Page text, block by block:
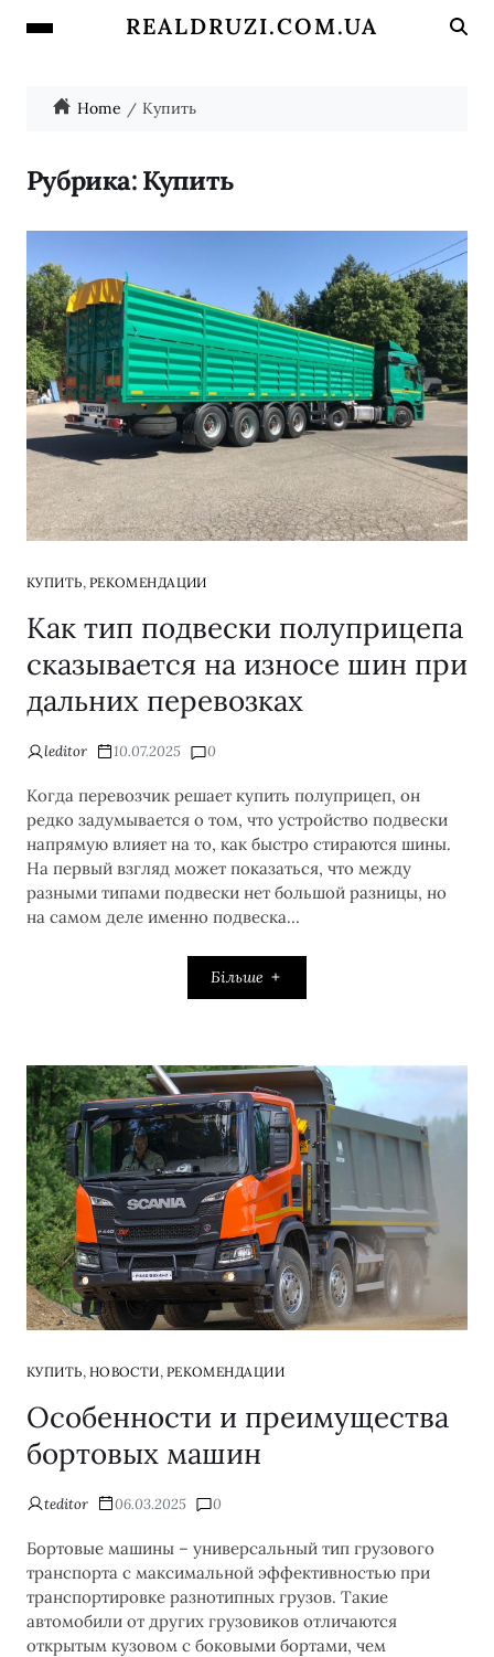
REALDRUZI.COM.UA
Home Купить
Рубрика:Купить
КУПИТЬ, РЕКОМЕНДАЦИИ
Как тип подвески полуприцепа
сказывается на износе шин при
дальних перевозках
leditor 10.07.2025 0
Когда перевозчик решает купить полуприцеп, он
редко задумывается о том, что устройство подвески
напрямую влияет на то, как быстро стираются шины.
На первый взгляд может показаться, что между
разными типами подвески нет большой разницы, но
на самом деле именно подвеска…
Більше
КУПИТЬ, НОВОСТИ, РЕКОМЕНДАЦИИ
Особенности и преимущества
бортовых машин
teditor 06.03.2025 0
Бортовые машины – универсальный тип грузового
транспорта с максимальной эффективностью при
транспортировке разнотипных грузов. Такие
автомобили от других грузовиков отличаются
открытым кузовом с боковыми бортами, чем